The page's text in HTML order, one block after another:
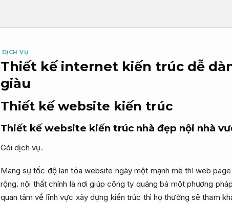
DỊCH VỤ
Thiết kế internet kiến trúc dễ
giàu
Thiết kế website kiến trúc
Thiết kế website kiến trúc nhà đẹp nội nhà
Gói dịch vụ.
Mang sự tốc độ lan tỏa website ngày một mạnh mẽ thì web
rộng. nội thất chính là nơi giúp công ty quảng bá một phương
quan tâm về lĩnh vực xây dựng kiến trúc thì họ thường sẽ tham